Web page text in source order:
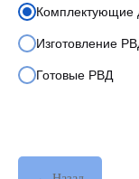
Комплектующие
Изготовление
Готовые РВД